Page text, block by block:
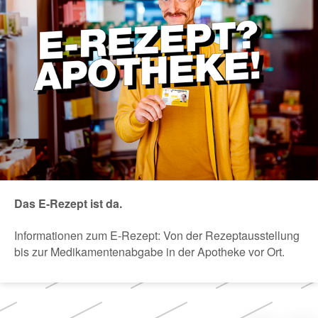
Das E-Rezept ist da.
Informationen zum E-Rezept: Von der Rezeptausstellung
bis zur Medikamentenabgabe in der Apotheke vor Ort.